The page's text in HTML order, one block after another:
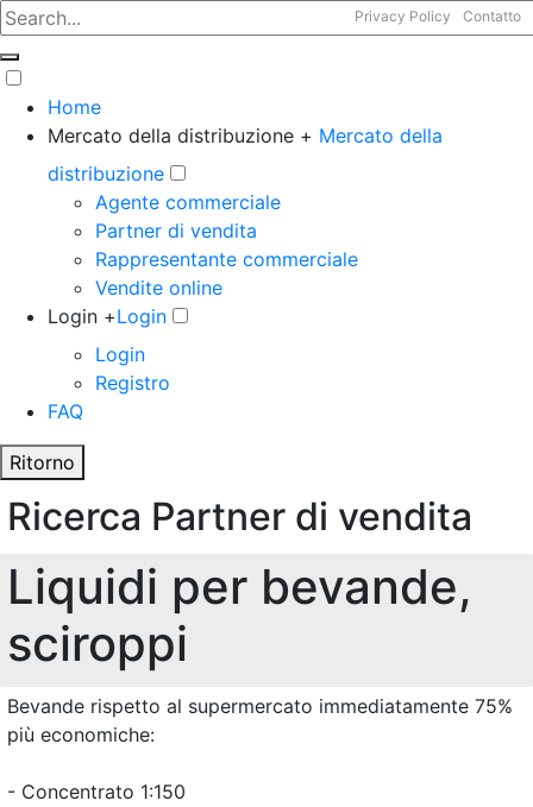
Privacy Policy Contatto
Home
Mercato della distribuzione + Mercato della
distribuzione
Agente commerciale
Partner di vendita
Rappresentante commerciale
Vendite online
Login +Login
Login
Registro
FAQ
Ritorno
Ricerca Partner di vendita
Liquidi per bevande,
sciroppi
Bevande rispetto al supermercato immediatamente 75%
più economiche:
- Concentrato 1:150